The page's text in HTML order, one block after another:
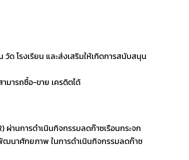
ด โรงเรียน และส่งเสริมให้เกิดการสนับสนุน
มารถซื้อ-ขาย เครดิตได้
านการดำเนินกิจกรรมลดก๊าซเรือนกระจก
ฒนาศักยภาพ ในการดำเนินกิจกรรมลดก๊าซ